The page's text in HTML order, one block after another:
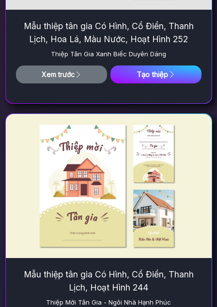
Mẫu thiệp tân gia Có Hình, Cổ Điển, Thanh
Lịch, Hoa Lá, Màu Nước, Hoạt Hình 252
Thiệp Tân Gia Xanh Biếc Duyên Dáng
Xem trước Tạo thiệp
Mẫu thiệp tân gia Có Hình, Cổ Điển, Thanh
Lịch, Hoạt Hình 244
Thiệp Mời Tân Gia - Ngôi Nhà Hạnh Phúc